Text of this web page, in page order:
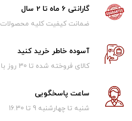
گارانتی 6 ماه تا 2 سال
ضمانت کیفیت کلیه محصولات
آسوده خاطر خرید کنید
کالای فروخته شده تا 30 روز با احترام پس گرفته می شود.
ساعت پاسخگویی
شنبه تا چهارشنبه 9 تا 16.30